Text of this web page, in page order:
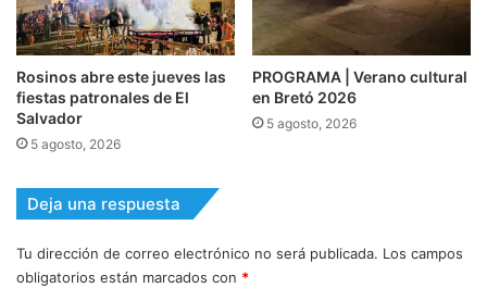
Rosinos abre este jueves las
fiestas patronales de El
Salvador
5 agosto, 2026
PROGRAMA | Verano cultural
en Bretó 2026
5 agosto, 2026
Deja una respuesta
Tu dirección de correo electrónico no será publicada. Los campos
obligatorios están marcados con *